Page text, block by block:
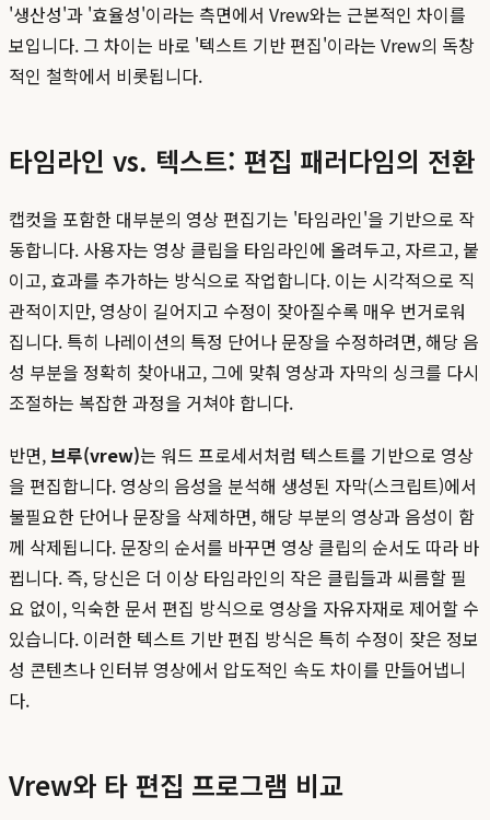
'생산성'과 '효율성'이라는 측면에서 Vrew와는 근본적인 차이를
보입니다. 그 차이는 바로 '텍스트 기반 편집'이라는 Vrew의 독창
적인 철학에서 비롯됩니다.
타임라인 vs. 텍스트: 편집 패러다임의 전환
캡컷을 포함한 대부분의 영상 편집기는 '타임라인'을 기반으로 작
동합니다. 사용자는 영상 클립을 타임라인에 올려두고, 자르고, 붙
이고, 효과를 추가하는 방식으로 작업합니다. 이는 시각적으로 직
관적이지만, 영상이 길어지고 수정이 잦아질수록 매우 번거로워
집니다. 특히 나레이션의 특정 단어나 문장을 수정하려면, 해당 음
성 부분을 정확히 찾아내고, 그에 맞춰 영상과 자막의 싱크를 다시
조절하는 복잡한 과정을 거쳐야 합니다.
반면,브루(vrew)는 워드 프로세서처럼 텍스트를 기반으로 영상
을 편집합니다. 영상의 음성을 분석해 생성된 자막(스크립트)에서
불필요한 단어나 문장을 삭제하면, 해당 부분의 영상과 음성이 함
께 삭제됩니다. 문장의 순서를 바꾸면 영상 클립의 순서도 따라 바
뀝니다. 즉, 당신은 더 이상 타임라인의 작은 클립들과 씨름할 필
요 없이, 익숙한 문서 편집 방식으로 영상을 자유자재로 제어할 수
있습니다. 이러한 텍스트 기반 편집 방식은 특히 수정이 잦은 정보
성 콘텐츠나 인터뷰 영상에서 압도적인 속도 차이를 만들어냅니
다.
Vrew와 타 편집 프로그램 비교